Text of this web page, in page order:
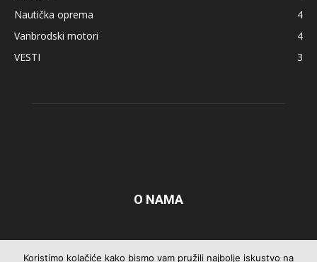
Nautička oprema
4
Vanbrodski motori
4
VESTI
3
O NAMA
Pratite nas
Koristimo kolačiće kako bismo vam pružili najbolje iskustvo na